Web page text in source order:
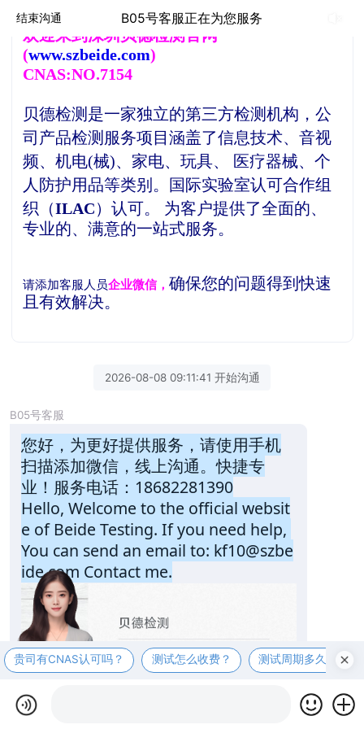
结束沟通 B05号客服正在为您服务
欢 迎来到深圳贝德检测官网
(www.szbeide.com)
CNAS:NO.7154
贝德检测是一家独立的第三方检测机构，公
司产品检测服务项目涵盖了信息技术、音视
频、机电(械)、家电、玩具、 医疗器械、个
人防护用品等类别。
国际实验室认可合作组
织（ILAC）认可。
为客户提供了全面的、
专业的、满意的一站式服务。
请添加客服人员企业微信，确保您的问题得到快速
且有效解决。
2026-08-08 09:11:41 开始沟通
B05号客服
您好，为更好提供服务，请使用手机
扫描添加微信，线上沟通。快捷专
业！服务电话：18682281390
Hello, Welcome to the official websit
e of Beide Testing. If you need help,
You can send an email to: kf10@szbe
ide.com Contact me.
贵司有CNAS认可吗？ 测试怎么收费？ 测试周期多久？